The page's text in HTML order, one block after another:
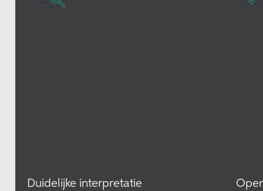
Duidelijke interpretatie